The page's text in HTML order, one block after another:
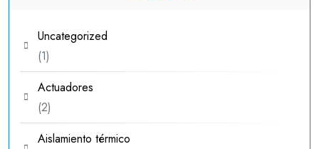
Uncategorized
11
producto
Actuadores
22
productos
Aislamiento térmico